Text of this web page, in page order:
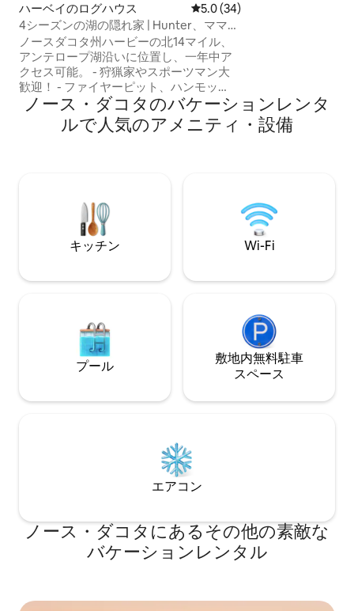
ハーベイのログハウス レビュー34件、5つ星中5.0つ
5.0 (34)
4シーズンの湖の隠れ家 | Hunter、ママ、
犬に認められた場所
ノースダコタ州ハービーの北14マイル、
アンテロープ湖沿いに位置し、一年中ア
クセス可能。 - 狩猟家やスポーツマン大
歓迎！ - ファイヤーピット、ハンモッ
ク、1.5エーカーの庭 - 電気暖炉、予備の
毛布、Rokuテレビ、季節の装飾で冬の滞
在を快適に - 全年齢対象のおもちゃやゲ
ガスグリル - 壮大な景色が見える巨大な
窓 - 高速Wi-Fi - ステイケーションに最適
な隠れ家的な宿です。
な雰囲気がありま
ノース・ダコタのバケーションレンタ
ルで人気のアメニティ・設備
キッチン Wi-Fi
プール
敷地内無料駐⁠車
ス⁠ペ⁠ー⁠ス
エアコン
ノース・ダコタにあるその他の素敵な
バケーションレンタル